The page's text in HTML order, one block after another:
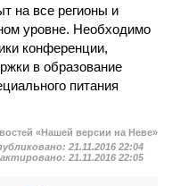
на все регионы и
уровне. Необходимо
конференции,
в образование
питания
«Нашей версии на Неве»
21.11.2016 22:04
21.11.2016 22:05